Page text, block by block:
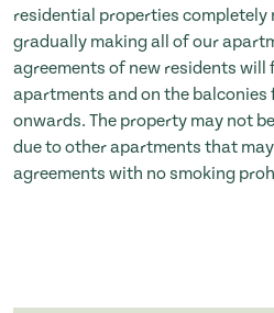
residential properties completely
gradually making all of our
agreements of new residents will
apartments and on the balconies
onwards. The property may not
due to other apartments that
agreements with no smoking